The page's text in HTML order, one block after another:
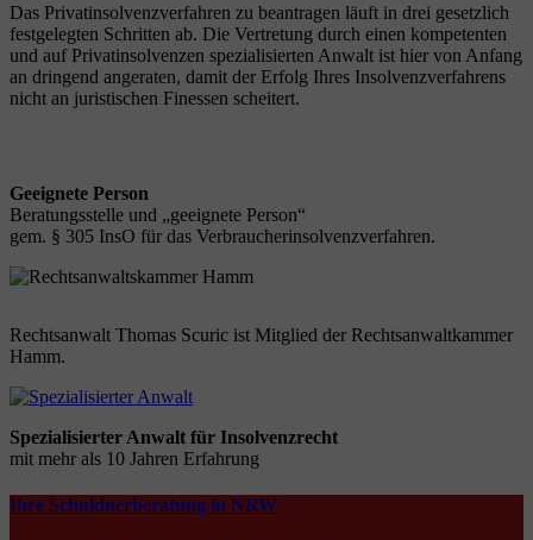
Das Privatinsolvenzverfahren zu beantragen läuft in drei gesetzlich
festgelegten Schritten ab. Die Vertretung durch einen kompetenten
und auf Privatinsolvenzen spezialisierten Anwalt ist hier von Anfang
an dringend angeraten, damit der Erfolg Ihres Insolvenzverfahrens
nicht an juristischen Finessen scheitert.
Geeignete Person
Beratungsstelle und „geeignete Person“
gem. § 305 InsO für das Verbraucherinsolvenzverfahren.
Rechtsanwalt Thomas Scuric ist Mitglied der Rechtsanwaltkammer
Hamm.
Spezialisierter Anwalt für Insolvenzrecht
mit mehr als 10 Jahren Erfahrung
Ihre Schuldnerberatung in NRW